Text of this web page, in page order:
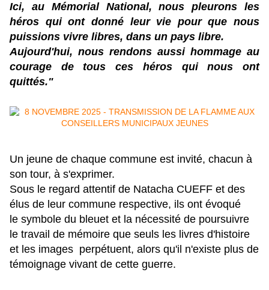
Ici, au Mémorial National, nous pleurons les
héros qui ont donné leur vie pour que nous
puissions vivre libres, dans un pays libre.
Aujourd'hui, nous rendons aussi hommage au
courage de tous ces héros qui nous ont
quittés."
Un jeune de chaque commune est invité, chacun à
son tour, à s'exprimer.
Sous le regard attentif de Natacha CUEFF et des
élus de leur commune respective, ils ont évoqué
le symbole du bleuet et la nécessité de poursuivre
le travail de mémoire que seuls les livres d'histoire
et les images perpétuent, alors qu'il n'existe plus de
témoignage vivant de cette guerre.